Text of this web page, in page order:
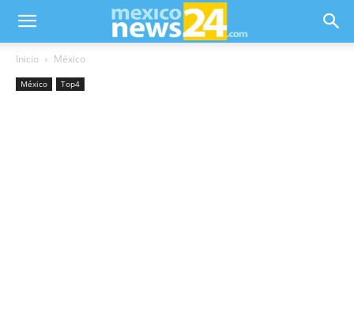
Inicio México
México Top4